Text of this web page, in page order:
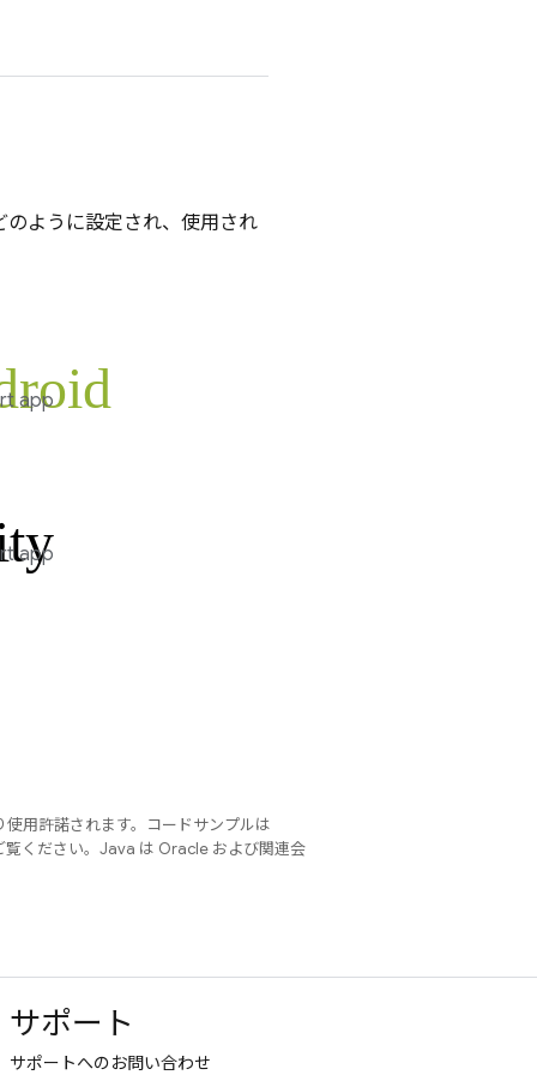
ように設定され、使用され
app
app
使用許諾されます。コードサンプルは
覧ください。Java は Oracle および関連会
サポート
サポートへのお問い合わせ